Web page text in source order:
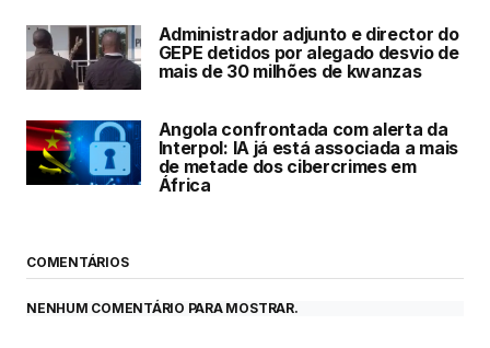
Administrador adjunto e director do
GEPE detidos por alegado desvio de
mais de 30 milhões de kwanzas
Angola confrontada com alerta da
Interpol: IA já está associada a mais
de metade dos cibercrimes em
África
COMENTÁRIOS
NENHUM COMENTÁRIO PARA MOSTRAR.